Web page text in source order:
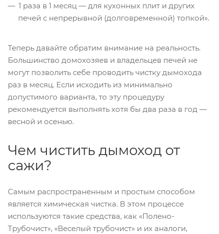
1 раза в 1 месяц — для кухонных плит и других
печей с непрерывной (долговременной) топкой».
Теперь давайте обратим внимание на реальность.
Большинство домохозяев и владельцев печей не
могут позволить себе проводить чистку дымохода
раз в месяц. Если исходить из минимально
допустимого варианта, то эту процедуру
рекомендуется выполнять хотя бы два раза в год —
весной и осенью.
Чем чистить дымоход от
сажи?
Самым распространенным и простым способом
является химическая чистка. В этом процессе
используются такие средства, как «Полено-
Трубочист», «Веселый трубочист» и их аналоги,